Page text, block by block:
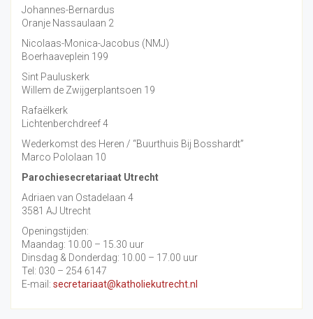
Johannes-Bernardus
Oranje Nassaulaan 2
Nicolaas-Monica-Jacobus (NMJ)
Boerhaaveplein 199
Sint Pauluskerk
Willem de Zwijgerplantsoen 19
Rafaëlkerk
Lichtenberchdreef 4
Wederkomst des Heren / “Buurthuis Bij Bosshardt”
Marco Pololaan 10
Parochiesecretariaat Utrecht
Adriaen van Ostadelaan 4
3581 AJ Utrecht
Openingstijden:
Maandag: 10.00 – 15.30 uur
Dinsdag & Donderdag: 10.00 – 17.00 uur
Tel: 030 – 254 6147
E-mail: secretariaat@katholiekutrecht.nl